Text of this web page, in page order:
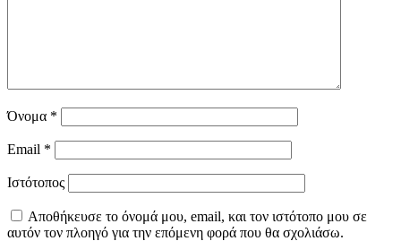
Όνομα *
Email *
Ιστότοπος
Αποθήκευσε το όνομά μου, email, και τον ιστότοπο μου σε
αυτόν τον πλοηγό για την επόμενη φορά που θα σχολιάσω.